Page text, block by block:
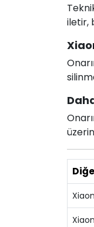
iletir,